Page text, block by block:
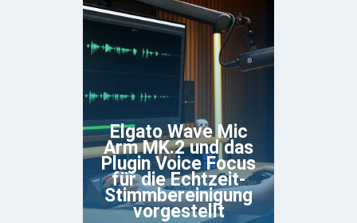
Elgato Wave Mic
Arm MK.2 und das
Plugin Voice Focus
für die Echtzeit-
Stimmbereinigung
vorgestellt